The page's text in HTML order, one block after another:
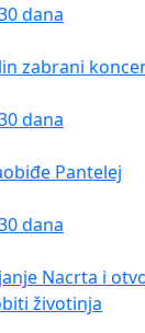
dana
zabrani
dana
Pantelej
dana
Nacrta i
životinja